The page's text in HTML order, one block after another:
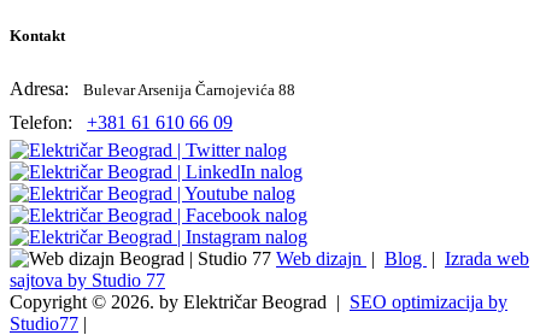
Kontakt
Adresa: Bulevar Arsenija Čarnojevića 88
Telefon: +381 61 610 66 09
Web dizajn | Blog | Izrada web
sajtova by Studio 77
Copyright © 2026. by Električar Beograd | SEO optimizacija by
Studio77 |